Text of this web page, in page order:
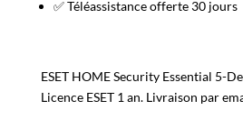
✅ Téléassistance offerte 30 jours
ESET HOME Security Essential 5-
Licence ESET 1 an. Livraison par